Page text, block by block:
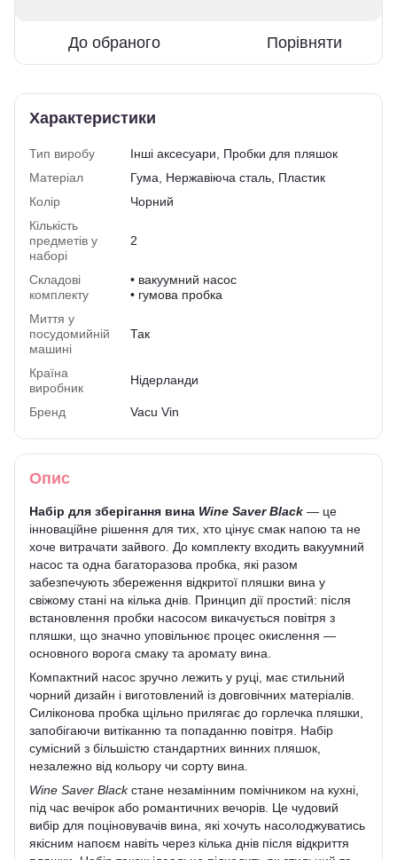
До обраного Порівняти
Характеристики
Тип виробу Інші аксесуари
Пробки для пляшок
Матеріал
Гума, Нержавіюча сталь, Пластик
Колір
Чорний
Кількість
предметів у
наборі
2
Складові
комплекту
• вакуумний насос
• гумова пробка
Миття у
посудомийній
машині
Так
Країна
виробник
Нідерланди
Бренд Vacu Vin
Опис
Набір для зберігання вина Wine Saver Black — це
інноваційне рішення для тих, хто цінує смак напою та не
хоче витрачати зайвого. До комплекту входить вакуумний
насос та одна багаторазова пробка, які разом
забезпечують збереження відкритої пляшки вина у
свіжому стані на кілька днів. Принцип дії простий: після
встановлення пробки насосом викачується повітря з
пляшки, що значно уповільнює процес окислення —
основного ворога смаку та аромату вина.
Компактний насос зручно лежить у руці, має стильний
чорний дизайн і виготовлений із довговічних матеріалів.
Силіконова пробка щільно прилягає до горлечка пляшки,
запобігаючи витіканню та попаданню повітря. Набір
сумісний з більшістю стандартних винних пляшок,
незалежно від кольору чи сорту вина.
Wine Saver Blackстане незамінним помічником на кухні,
під час вечірок або романтичних вечорів. Це чудовий
вибір для поціновувачів вина, які хочуть насолоджуватись
якісним напоєм навіть через кілька днів після відкриття